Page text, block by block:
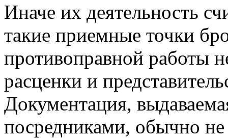
Иначе их деятельность
такие приемные точки
противоправной работы
расценки и
Документация,
посредниками, обычно